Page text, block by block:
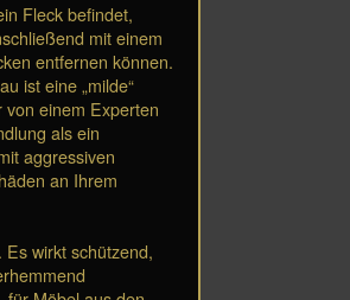
Fleck befindet,
mit einem
entfernen können.
ist eine „milde“
einem Experten
als ein
aggressiven
an Ihrem
wirkt schützend,